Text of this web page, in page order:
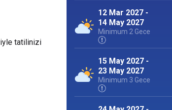
tatilinizi
12 Mar 2027 -
14 May 2027
Minimum 2 Gece
15 May 2027 -
23 May 2027
Minimum 3 Gece